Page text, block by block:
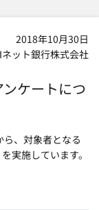
2018年10月30日
ット銀行株式会社
ケートにつ
、対象者となる
実施しています。